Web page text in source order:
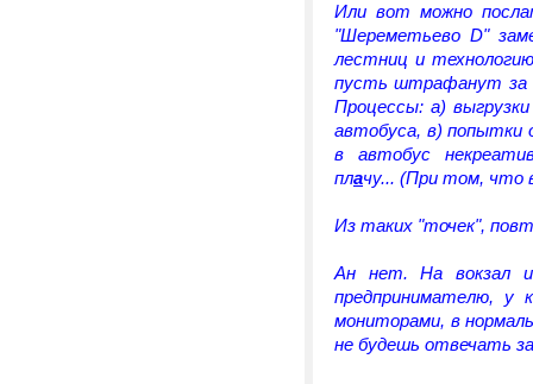
Или вот можно
"Шереметьево D"
лестниц и
пусть штрафанут за
Процессы: а)
автобуса, в) попытки
в автобус
плачу... (При том, что
Из таких "точек",
Ан нет. На вокзал
предпринимателю, у
мониторами, в
не будешь отвечать